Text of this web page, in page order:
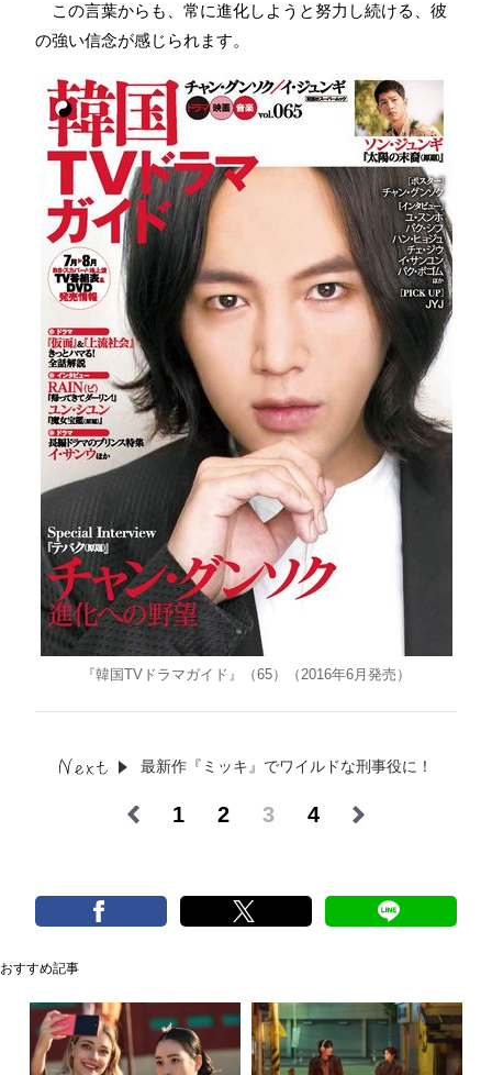
この言葉からも、常に進化しようと努力し続ける、彼
の強い信念が感じられます。
『韓国TVドラマガイド』（65）（2016年6月発売）
最新作『ミッキ』でワイルドな刑事役に！
1 2 3 4
おすすめ記事